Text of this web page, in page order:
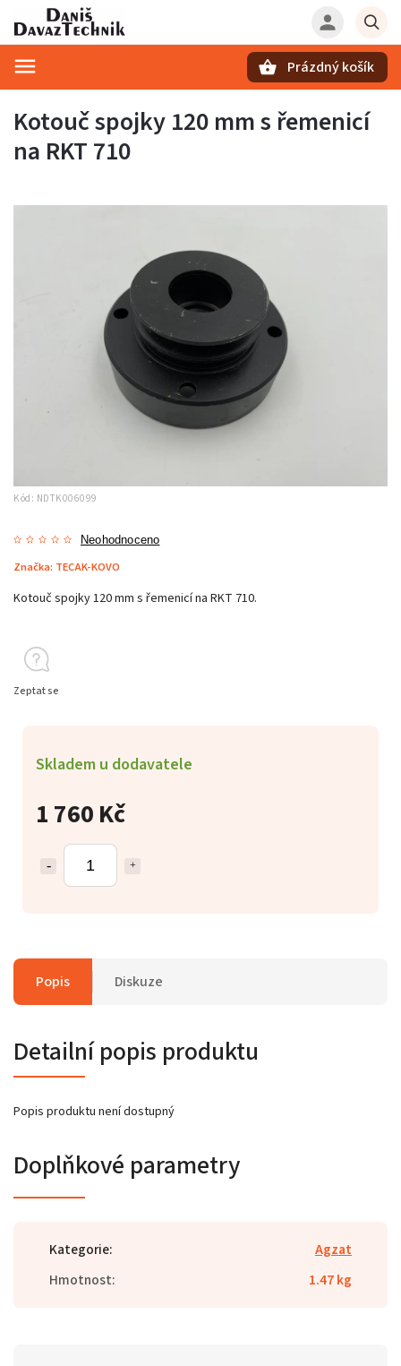
Prázdný košík
Kotouč spojky 120 mm s řemenicí
na RKT 710
Kód: NDTK006099
Neohodnoceno
Značka: TECAK-KOVO
1 760 Kč
Skladem u dodavatele
Kotouč spojky 120 mm s řemenicí na RKT 710.
Zeptat se
Popis Diskuze
Detailní popis produktu
Popis produktu není dostupný
Doplňkové parametry
Kategorie:
Agzat
Hmotnost: 1.47 kg